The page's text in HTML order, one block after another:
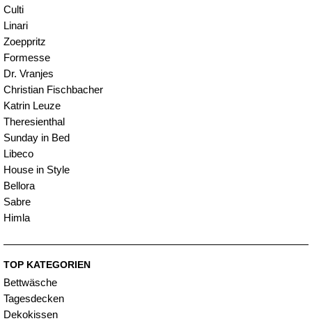
Culti
Linari
Zoeppritz
Formesse
Dr. Vranjes
Christian Fischbacher
Katrin Leuze
Theresienthal
Sunday in Bed
Libeco
House in Style
Bellora
Sabre
Himla
TOP KATEGORIEN
Bettwäsche
Tagesdecken
Dekokissen